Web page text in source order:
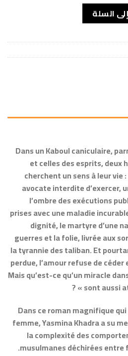
السلة
Dans un Kaboul caniculaire,
et celles des esprits, deux
cherchent un sens à leur vie
avocate interdite d’exercer,
l’ombre des exécutions
prises avec une maladie
dignité, le martyre d’une
guerres et la folie, livrée aux
la tyrannie des taliban. Et
perdue, l’amour refuse de
Mais qu’est-ce qu’un miracle
sont aussi
Dans ce roman magnifique
femme, Yasmina Khadra a su
la complexité des
musulmanes déchirées